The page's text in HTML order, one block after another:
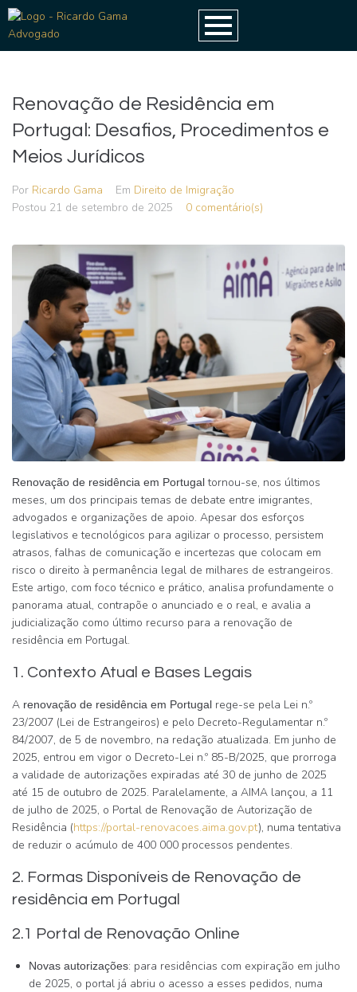
Renovação de Residência em
Portugal: Desafios, Procedimentos e
Meios Jurídicos
Por Ricardo Gama Em Direito de Imigração
Postou 21 de setembro de 2025 0 comentário(s)
Renovação de residência em Portugaltornou-se, nos últimos
meses, um dos principais temas de debate entre imigrantes,
advogados e organizações de apoio. Apesar dos esforços
legislativos e tecnológicos para agilizar o processo, persistem
atrasos, falhas de comunicação e incertezas que colocam em
risco o direito à permanência legal de milhares de estrangeiros.
Este artigo, com foco técnico e prático, analisa profundamente o
panorama atual, contrapõe o anunciado e o real, e avalia a
judicialização como último recurso para a renovação de
residência em Portugal.
1. Contexto Atual e Bases Legais
A renovação de residência em Portugal rege-se pela Lei n.º
23/2007 (Lei de Estrangeiros) e pelo Decreto-Regulamentar n.º
84/2007, de 5 de novembro, na redação atualizada. Em junho de
2025, entrou em vigor o Decreto-Lei n.º 85-B/2025, que prorroga
a validade de autorizações expiradas até 30 de junho de 2025
até 15 de outubro de 2025. Paralelamente, a AIMA lançou, a 11
de julho de 2025, o Portal de Renovação de Autorização de
Residência (https://portal-renovacoes.aima.gov.pt), numa tentativa
de reduzir o acúmulo de 400 000 processos pendentes.
2. Formas Disponíveis de Renovação de
residência em Portugal
2.1 Portal de Renovação Online
Novas autorizações: para residências com expiração em julho
de 2025, o portal já abriu o acesso a esses pedidos, numa